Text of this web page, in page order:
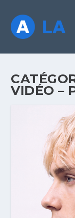
VIDÉO –